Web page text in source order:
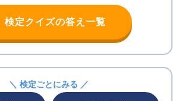
検定クイズの答え一覧
＼ 検定ごとにみる ／